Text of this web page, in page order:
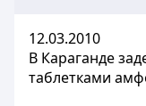
12.03.2010
В Караганде
таблетками